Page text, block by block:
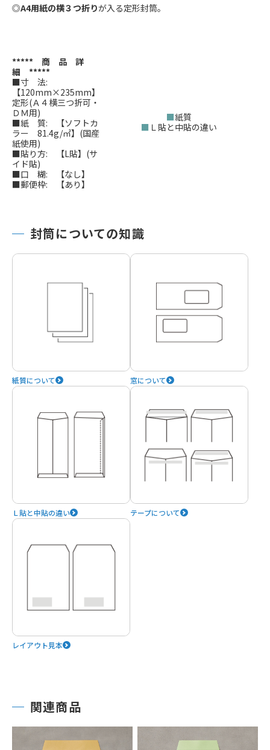
◎A4用紙の横３つ折りが入る定形封筒。
***** 商 品 詳
細 *****
■寸 法:
【120mm×235mm】
定形(Ａ４横三つ折可・
ＤＭ用)
■紙 質: 【ソフトカ
ラー 81.4g/㎡】(国産
紙使用)
■貼り方: 【L貼】(サ
イド貼)
■口 糊: 【なし】
■郵便枠: 【あり】
■紙質
■ Ｌ貼と中貼の違い
封筒についての知識
紙質について 窓について
Ｌ貼と中貼の違い テープについて
レイアウト見本
関連商品